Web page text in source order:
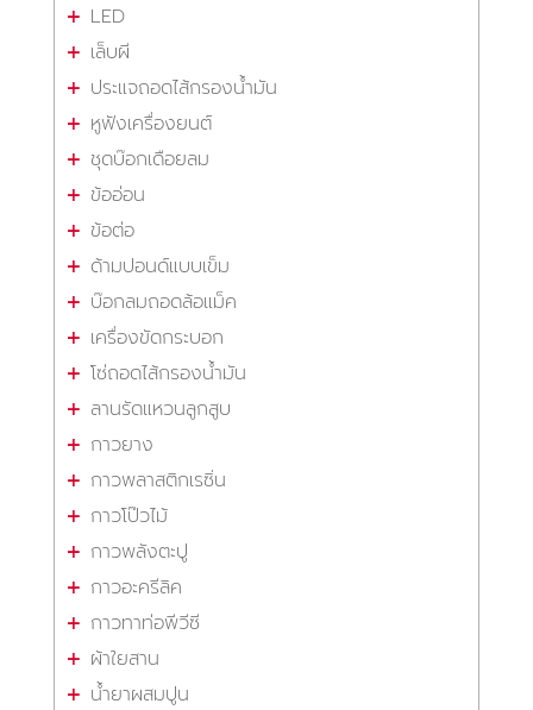
LED
เล็บผี
ประแจถอดไส้กรองน้ำมัน
หูฟังเครื่องยนต์
ชุดบ๊อกเดือยลม
ข้ออ่อน
ข้อต่อ
ด้ามปอนด์แบบเข็ม
บ๊อกลมถอดล้อแม็ค
เครื่องขัดกระบอก
โซ่ถอดไส้กรองน้ำมัน
ลานรัดแหวนลูกสูบ
กาวยาง
กาวพลาสติกเรซิ่น
กาวโป๊วไม้
กาวพลังตะปู
กาวอะครีลิค
กาวทาท่อพีวีซี
ผ้าใยสาน
น้ำยาผสมปูน